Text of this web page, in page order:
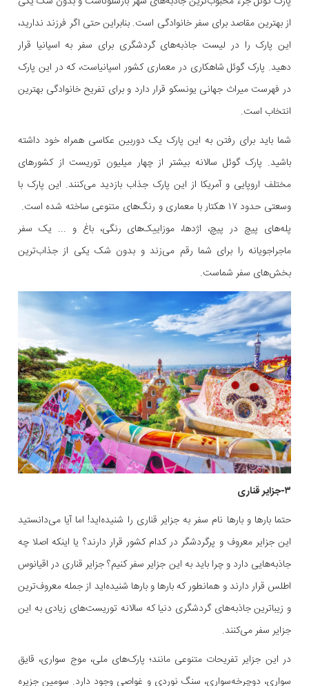
از بهترین مقاصد برای سفر خانوادگی است. بنابراین حتی اگر فرزند ندارید،
این پارک را در لیست جاذبه‌های گردشگری برای سفر به اسپانیا قرار
دهید. پارک گوئل شاهکاری در معماری کشور اسپانیاست، که در این پارک
در فهرست میراث جهانی یونسکو قرار دارد و برای تفریح خانوادگی بهترین
انتخاب است.
شما باید برای رفتن به این پارک یک دوربین عکاسی همراه خود داشته
باشید. پارک گوئل سالانه بیشتر از چهار میلیون توریست از کشورهای
مختلف اروپایی و آمریکا از این پارک جذاب بازدید می‌کنند. این پارک با
وسعتی حدود ۱۷ هکتار با معماری و رنگ‌های متنوعی ساخته شده است.
پله‌های پیچ در پیچ، اژدها، موزاییک‌های رنگی، باغ و ... یک سفر
ماجراجویانه را برای شما رقم می‌زند و بدون شک یکی از جذاب‌ترین
بخش‌های سفر شماست.
۳-جزایر قناری
حتما بارها و بارها نام سفر به جزایر قناری را شنیده‌اید! اما آیا می‌دانستید
این جزایر معروف و پرگردشگر در کدام کشور قرار دارند؟ یا اینکه اصلا چه
جاذبه‌هایی دارد و چرا باید به این جزایر سفر کنیم؟ جزایر قناری در اقیانوس
اطلس قرار دارند و همانطور که بارها و بارها شنیده‌اید از جمله معروف‌ترین
و زیباترین جاذبه‌های گردشگری دنیا که سالانه توریست‌های زیادی به این
جزایر سفر می‌کنند.
در این جزایر تفریحات متنوعی مانند؛ پارک‌های ملی، موج سواری، قایق
سواری، دوچرخه‌سواری، سنگ نوردی و غواصی وجود دارد. سومین جزیره